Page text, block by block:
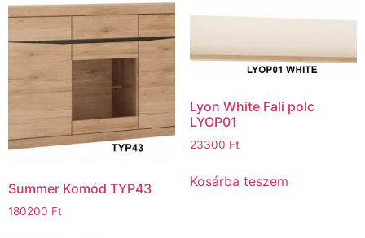
Summer Komód TYP43
180200 Ft
Lyon White Fali polc
LYOP01
23300 Ft
Kosárba teszem